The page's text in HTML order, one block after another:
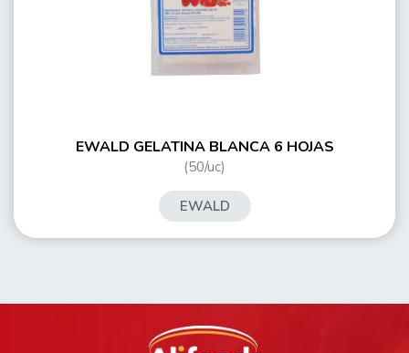
EWALD GELATINA BLANCA 6 HOJAS
(50/uc)
EWALD